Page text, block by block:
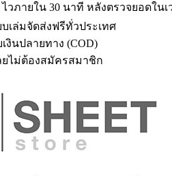
ไวภายใน 30 นาที หลังตรวจยอดใน
เล่มจัดส่งฟรีทั่วประเทศ
เงินปลายทาง (COD)
ยไม่ต้องสมัครสมาชิก